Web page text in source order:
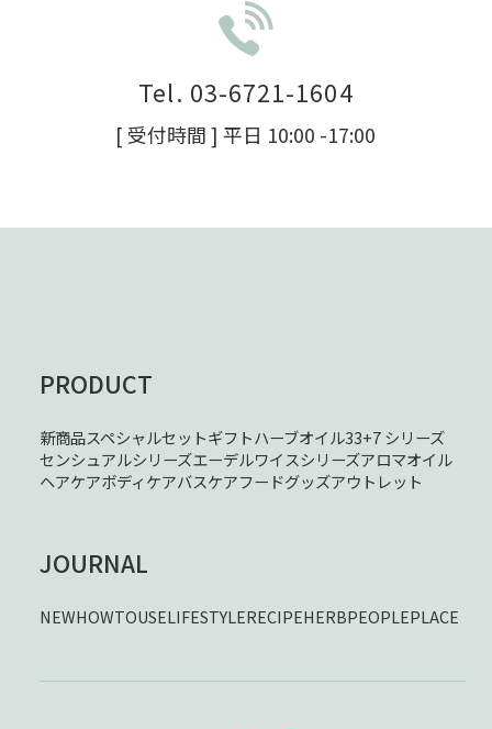
Tel. 03-6721-1604
[ 受付時間 ] 平日 10:00 -17:00
PRODUCT
新商品スペシャルセットギフトハーブオイル33+7 シリーズ
センシュアルシリーズエーデルワイスシリーズアロマオイル
ヘアケアボディケアバスケアフードグッズアウトレット
JOURNAL
NEWHOWTOUSELIFESTYLERECIPEHERBPEOPLEPLACE